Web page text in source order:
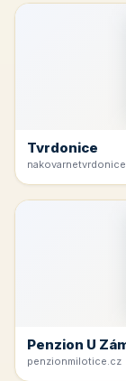
Tvrdonice
Penzion U
penzionmilotice.cz